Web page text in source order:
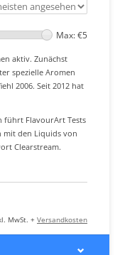
Max: €5
aktiv. Zunächst
spezielle Aromen
2006. Seit 2012 hat
führt FlavourArt Tests
mit den Liquids von
Clearstream.
MwSt. + Versandkosten